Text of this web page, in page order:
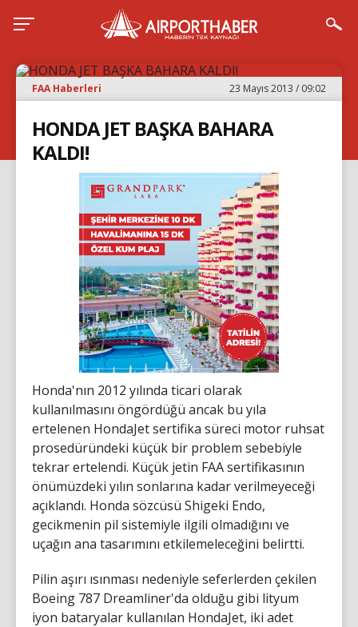
FAA Haberleri 23 Mayıs 2013 / 09:02
HONDA JET BAŞKA BAHARA
KALDI!
Honda'nın 2012 yılında ticari olarak
kullanılmasını öngördüğü ancak bu yıla
ertelenen HondaJet sertifika süreci motor ruhsat
prosedüründeki küçük bir problem sebebiyle
tekrar ertelendi. Küçük jetin FAA sertifikasının
önümüzdeki yılın sonlarına kadar verilmeyeceği
açıklandı. Honda sözcüsü Shigeki Endo,
gecikmenin pil sistemiyle ilgili olmadığını ve
uçağın ana tasarımını etkilemeleceğini belirtti.
Pilin aşırı ısınması nedeniyle seferlerden çekilen
Boeing 787 Dreamliner'da olduğu gibi lityum
iyon bataryalar kullanılan HondaJet, iki adet